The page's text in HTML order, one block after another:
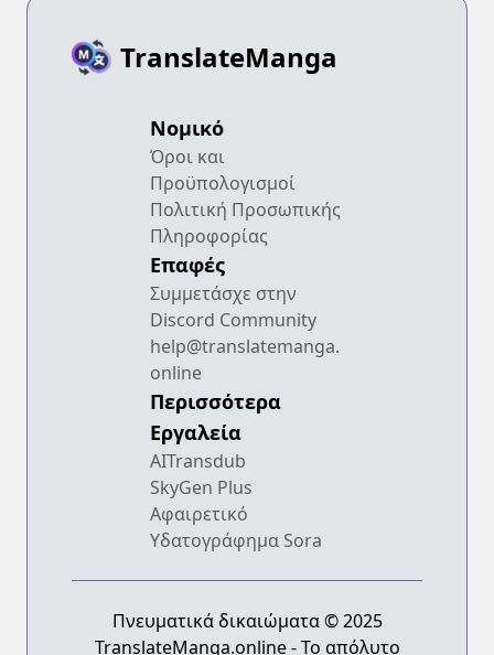
TranslateManga
Νομικό
Όροι και
Προϋπολογισμοί
Πολιτική Προσωπικής
Πληροφορίας
Επαφές
Συμμετάσχε στην
Discord Community
help@translatemanga.
online
Περισσότερα
Εργαλεία
AITransdub
SkyGen Plus
Αφαιρετικό
Υδατογράφημα Sora
Πνευματικά δικαιώματα © 2025
TranslateManga.online - Το απόλυτο